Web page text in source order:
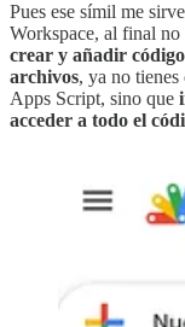
Pues ese símil me
Workspace, al final no
crear y añadir
archivos, ya no
Apps Script, sino que
acceder a todo el